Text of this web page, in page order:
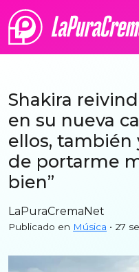
Shakira
en su nueva
ellos,
de portarme
bien”
LaPuraCremaNet
Publicado en Música • 27